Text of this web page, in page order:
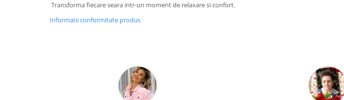
Transforma fiecare seara intr-un moment de relaxare si confort.
Informatii conformitate produs